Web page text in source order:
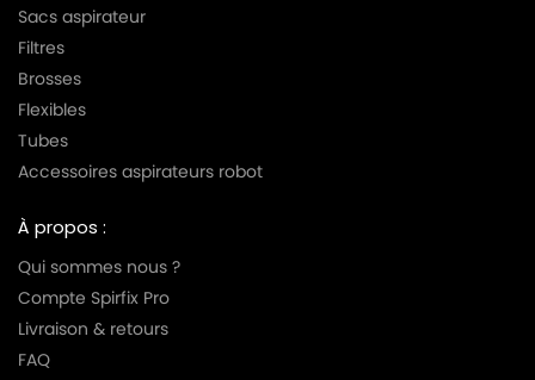
Sacs aspirateur
Filtres
Brosses
Flexibles
Tubes
Accessoires aspirateurs robot
À propos :
Qui sommes nous ?
Compte Spirfix Pro
Livraison & retours
FAQ